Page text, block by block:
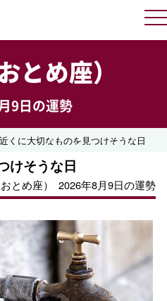
とめ座）
9日の運勢
近くに大切なものを見つけそうな日
けそうな日
とめ座） 2026年8月9日の運勢